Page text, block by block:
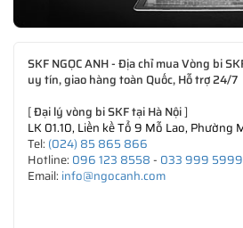
SKF NGỌC ANH - Địa chỉ mua Vòng bi
uy tín, giao hàng toàn Quốc, Hỗ trợ 24/7
[Đại lý vòng bi SKF tại Hà Nội]
LK 01.10, Liền kề Tổ 9 Mỗ Lao, Phường
Tel: (024) 85 865 866
Hotline: 096 123 8558- 033 999 5999
Email: info@ngocanh.com